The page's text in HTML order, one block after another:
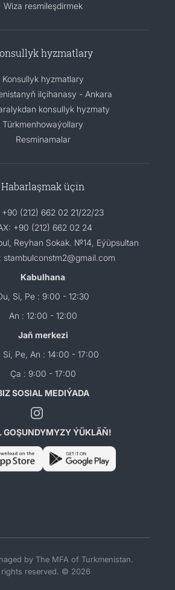
Wiza resmileşdirmek
hyzmatlary
Konsullyk hyzmatlary
ilçihanasy - Ankara
konsullyk hyzmaty
Türkmenhowaýollary
Resminamalar
Habarlaşmak üçin
+90 (212) 662 02 21/22/23
+90 (212) 662 02 24
Reyhan Sokak. №14, Eýüpsultan
stambulconstm2@gmail.com
Kabulhana
Si, Pe : 9:00 - 12:30
An : 12:00 - 12:00
Jaň merkezi
Si, Pe, An : 14:00 - 17:00
Ça : 9:00 - 17:00
SOSIAL MEDIÝADA
GOŞUNDYMYZY ÝÜKLÄŇ!
by The MFA of Turkmenistan.
rights reserved. © 2026